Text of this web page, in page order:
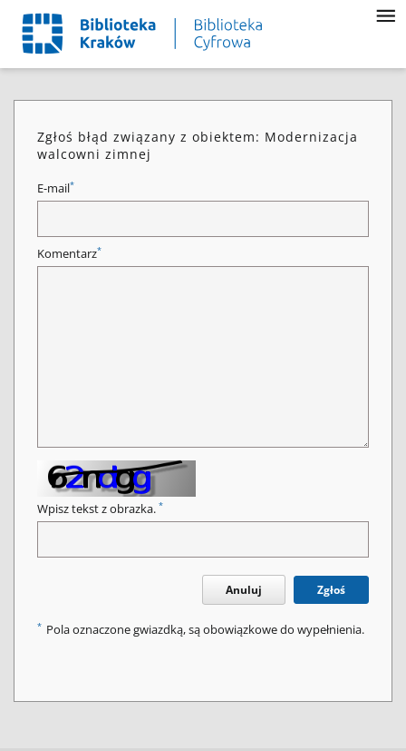
Zgłoś błąd związany z obiektem: Modernizacja
walcowni zimnej
E-mail*
Komentarz*
Wpisz tekst z obrazka. *
Anuluj Zgłoś
* Pola oznaczone gwiazdką, są obowiązkowe do wypełnienia.